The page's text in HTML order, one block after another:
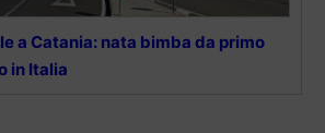
a Catania: nata bimba da primo
in Italia